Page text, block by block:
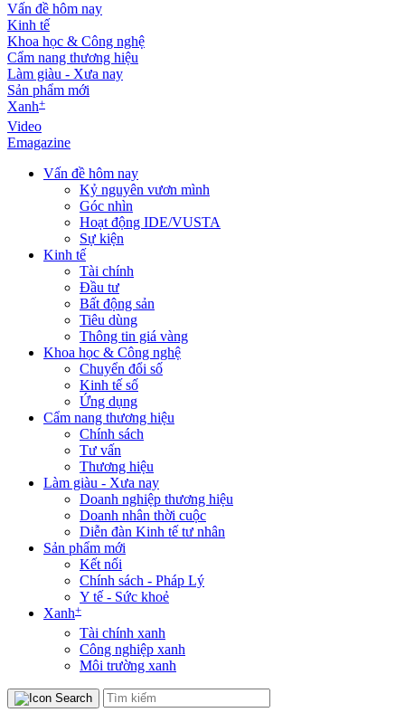
Vấn đề hôm nay
Kinh tế
Khoa học & Công nghệ
Cẩm nang thương hiệu
Làm giàu - Xưa nay
Sản phẩm mới
Xanh+
Video
Emagazine
Vấn đề hôm nay
Kỷ nguyên vươn mình
Góc nhìn
Hoạt động IDE/VUSTA
Sự kiện
Kinh tế
Tài chính
Đầu tư
Bất động sản
Tiêu dùng
Thông tin giá vàng
Khoa học & Công nghệ
Chuyển đổi số
Kinh tế số
Ứng dụng
Cẩm nang thương hiệu
Chính sách
Tư vấn
Thương hiệu
Làm giàu - Xưa nay
Doanh nghiệp thương hiệu
Doanh nhân thời cuộc
Diễn đàn Kinh tế tư nhân
Sản phẩm mới
Kết nối
Chính sách - Pháp Lý
Y tế - Sức khoẻ
Xanh+
Tài chính xanh
Công nghiệp xanh
Môi trường xanh